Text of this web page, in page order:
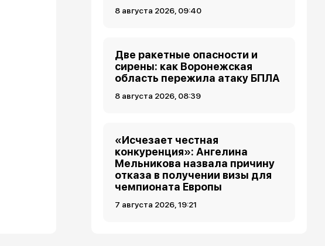
8 августа 2026, 09:40
Две ракетные опасности и
сирены: как Воронежская
область пережила атаку БПЛА
8 августа 2026, 08:39
«Исчезает честная
конкуренция»: Ангелина
Мельникова назвала причину
отказа в получении визы для
чемпионата Европы
7 августа 2026, 19:21